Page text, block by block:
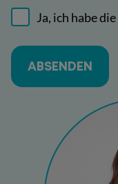
G
V
Ja, ich habe die
ABSENDEN